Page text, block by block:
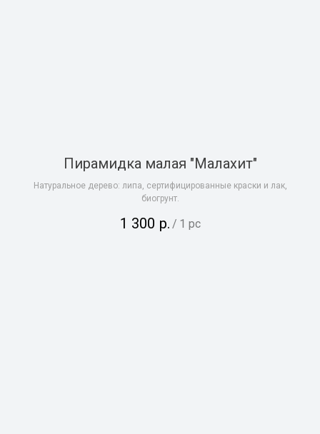
Пирамидка малая "Малахит"
Натуральное дерево: липа, сертифицированные краски и лак,
биогрунт.
1 300 р. / 1 pc